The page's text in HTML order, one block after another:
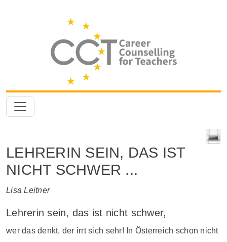
LEHRERIN SEIN, DAS IST
NICHT SCHWER ...
Lisa Leitner
Lehrerin sein, das ist nicht schwer,
wer das denkt, der irrt sich sehr! In Österreich schon nicht